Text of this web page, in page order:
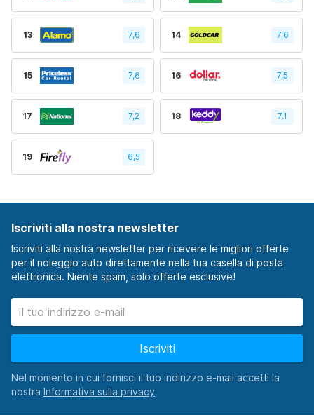
13 7,6 14 7,6
15 7,6 16 7,5
17 7,2 18 7.1
19 6,5
Iscriviti alla nostra newsletter
Iscriviti alla nostra newsletter per ricevere le migliori offerte
per il noleggio auto direttamente nella tua casella di posta
elettronica. Niente spam, solo offerte esclusive!
Iscriviti
Nel momento in cui fornisci il tuo indirizzo e-mail accetti la
nostra